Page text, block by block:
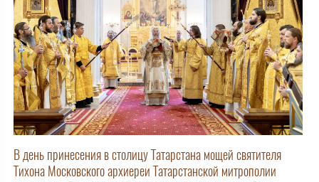
В день принесения в столицу Татарстана мощей святителя
Тихона Московского архиереи Татарстанской митрополии